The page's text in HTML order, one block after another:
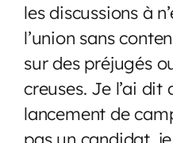
les discussions à
l’union sans
sur des préjugés
creuses. Je l’ai dit
lancement de
pas un candidat,